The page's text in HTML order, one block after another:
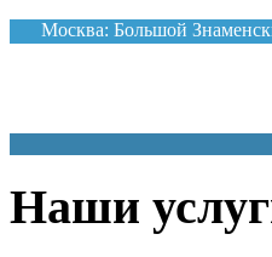
Москва: Большой
Наши